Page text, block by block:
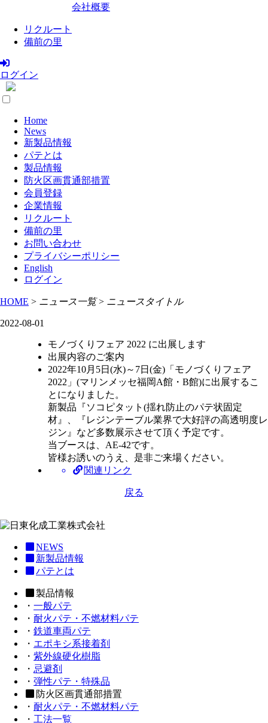
会社概要
リクルート
備前の里
ログイン
Home
News
新製品情報
パテとは
製品情報
防火区画貫通部措置
会員登録
企業情報
リクルート
備前の里
お問い合わせ
プライバシーポリシー
English
ログイン
HOME > ニュース一覧 > ニュースタイトル
2022-08-01
モノづくりフェア 2022 に出展します
出展内容のご案内
2022年10月5日(水)～7日(金)「モノづくりフェア
2022」(マリンメッセ福岡A館・B館)に出展するこ
とになりました。
新製品『ソコピタット(揺れ防止のパテ状固定
材』、『レジンテーブル業界で大好評の高透明度レ
ジン』など多数展示させて頂く予定です。
当ブースは、AE-42です。
皆様お誘いのうえ、是非ご来場ください。
関連リンク
戻る
NEWS
新製品情報
パテとは
製品情報
・ 一般パテ
・ 耐火パテ・不燃材料パテ
・ 鉄道車両パテ
・ エポキシ系接着剤
・ 紫外線硬化樹脂
・ 忌避剤
・ 弾性パテ・特殊品
防火区画貫通部措置
・ 耐火パテ・不燃材料パテ
・ 工法一覧